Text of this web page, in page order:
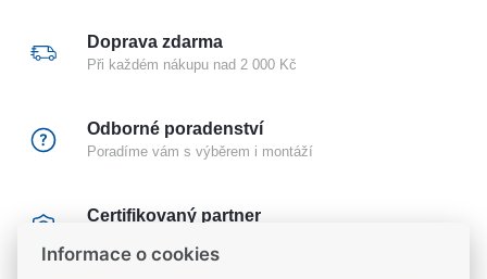
Doprava zdarma
Při každém nákupu nad 2 000 Kč
Odborné poradenství
Poradíme vám s výběrem i montáží
Certifikovaný partner
Informace o cookies